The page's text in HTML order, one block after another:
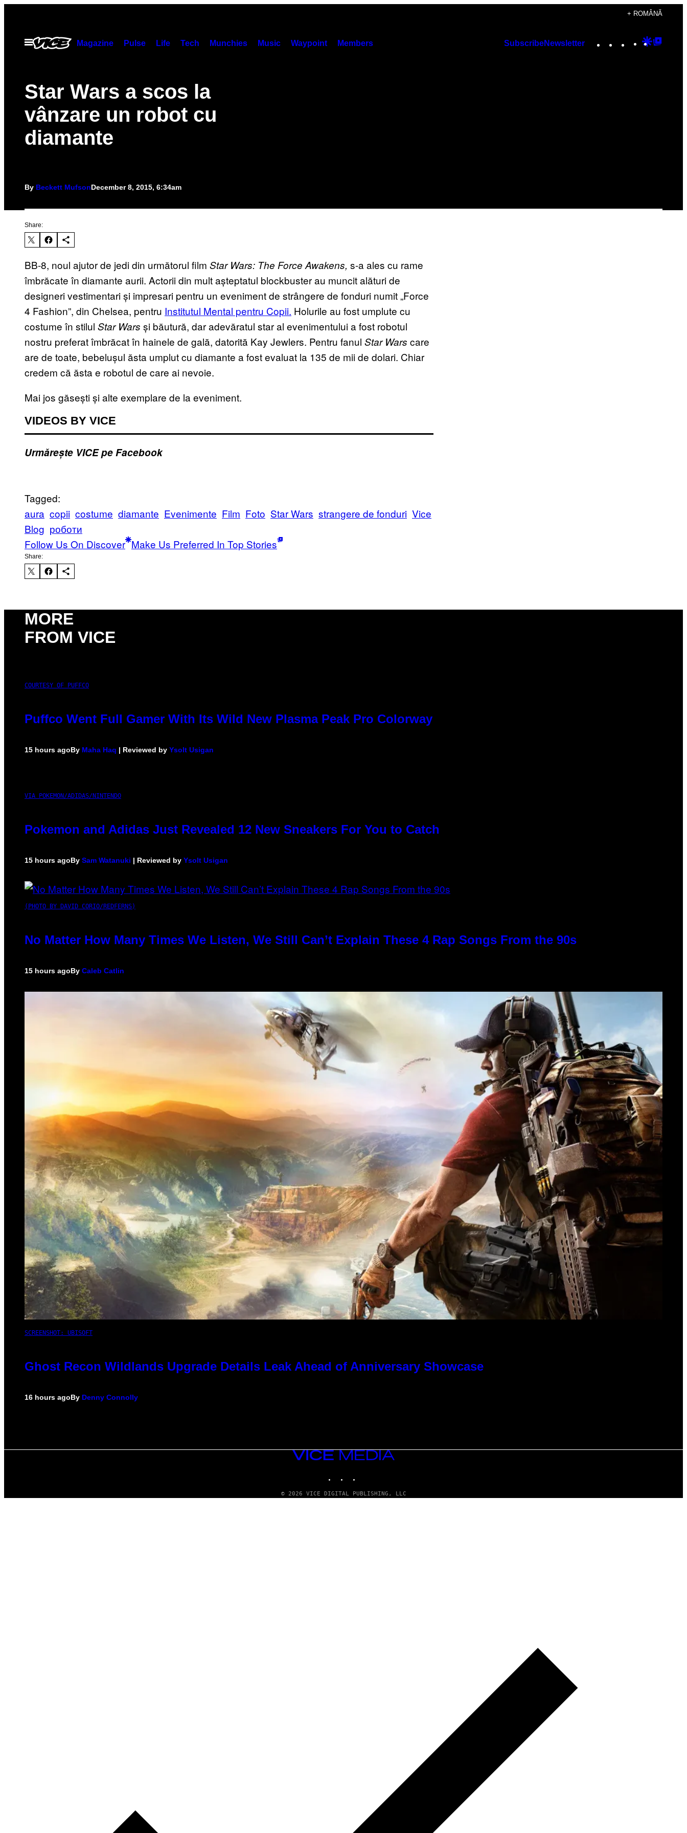
content
+ ROMÂNĂ
Open
Menu
Magazine Pulse Life Tech Munchies Music Waypoint Members SubscribeNewsletter Instagram
TikTok
YouTube
Google
Star Wars a scos la
vânzare un robot cu
diamante
By Beckett MufsonDecember 8, 2015, 6:34am
Share:
BB-8, noul ajutor de jedi din următorul film Star Wars: The Force Awakens, s-a ales cu rame
îmbrăcate în diamante aurii. Actorii din mult așteptatul blockbuster au muncit alături de
designeri vestimentari și impresari pentru un eveniment de strângere de fonduri numit „Force
4 Fashion”, din Chelsea, pentru Institutul Mental pentru Copii. Holurile au fost umplute cu
costume în stilul Star Wars și băutură, dar adevăratul star al evenimentului a fost robotul
nostru preferat îmbrăcat în hainele de gală, datorită Kay Jewlers. Pentru fanul Star Wars care
are de toate, bebelușul ăsta umplut cu diamante a fost evaluat la 135 de mii de dolari. Chiar
credem că ăsta e robotul de care ai nevoie.
Mai jos găsești și alte exemplare de la eveniment.
VIDEOS BY VICE
Urmărește VICE pe Facebook
Tagged:
aura copii costume diamante Evenimente Film Foto Star Wars strangere de fonduri Vice
Blog роботи
Follow Us On Discover Make Us Preferred In Top Stories
Share:
MORE
FROM VICE
COURTESY OF PUFFCO
Puffco Went Full Gamer With Its Wild New Plasma Peak Pro Colorway
15 hours agoBy Maha Haq | Reviewed by Ysolt Usigan
VIA POKEMON/ADIDAS/NINTENDO
Pokemon and Adidas Just Revealed 12 New Sneakers For You to Catch
15 hours agoBy Sam Watanuki | Reviewed by Ysolt Usigan
(PHOTO BY DAVID CORIO/REDFERNS)
No Matter How Many Times We Listen, We Still Can’t Explain These 4 Rap Songs From the 90s
15 hours agoBy Caleb Catlin
SCREENSHOT: UBISOFT
Ghost Recon Wildlands Upgrade Details Leak Ahead of Anniversary Showcase
16 hours agoBy Denny Connolly
VICE
MEDIA
© 2026 VICE DIGITAL PUBLISHING, LLC